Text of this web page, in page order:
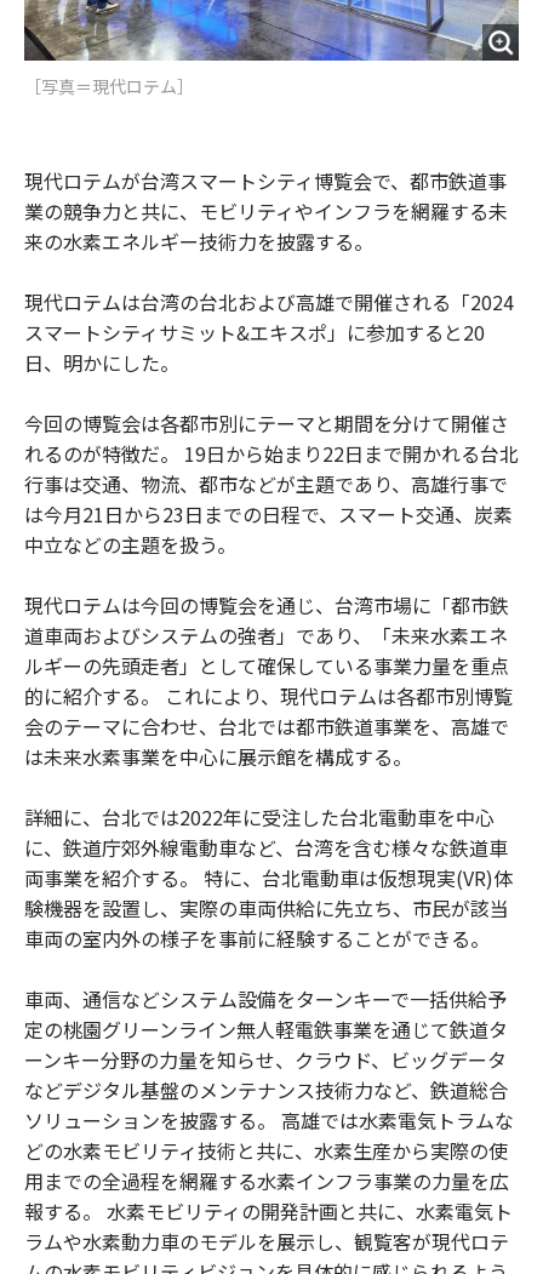
［写真＝現代ロテム］
現代ロテムが台湾スマートシティ博覧会で、都市鉄道事
業の競争力と共に、モビリティやインフラを網羅する未
来の水素エネルギー技術力を披露する。
現代ロテムは台湾の台北および高雄で開催される「2024
スマートシティサミット&エキスポ」に参加すると20
日、明かにした。
今回の博覧会は各都市別にテーマと期間を分けて開催さ
れるのが特徴だ。 19日から始まり22日まで開かれる台北
行事は交通、物流、都市などが主題であり、高雄行事で
は今月21日から23日までの日程で、スマート交通、炭素
中立などの主題を扱う。
現代ロテムは今回の博覧会を通じ、台湾市場に「都市鉄
道車両およびシステムの強者」であり、「未来水素エネ
ルギーの先頭走者」として確保している事業力量を重点
的に紹介する。 これにより、現代ロテムは各都市別博覧
会のテーマに合わせ、台北では都市鉄道事業を、高雄で
は未来水素事業を中心に展示館を構成する。
詳細に、台北では2022年に受注した台北電動車を中心
に、鉄道庁郊外線電動車など、台湾を含む様々な鉄道車
両事業を紹介する。 特に、台北電動車は仮想現実(VR)体
験機器を設置し、実際の車両供給に先立ち、市民が該当
車両の室内外の様子を事前に経験することができる。
車両、通信などシステム設備をターンキーで一括供給予
定の桃園グリーンライン無人軽電鉄事業を通じて鉄道タ
ーンキー分野の力量を知らせ、クラウド、ビッグデータ
などデジタル基盤のメンテナンス技術力など、鉄道総合
ソリューションを披露する。 高雄では水素電気トラムな
どの水素モビリティ技術と共に、水素生産から実際の使
用までの全過程を網羅する水素インフラ事業の力量を広
報する。 水素モビリティの開発計画と共に、水素電気ト
ラムや水素動力車のモデルを展示し、観覧客が現代ロテ